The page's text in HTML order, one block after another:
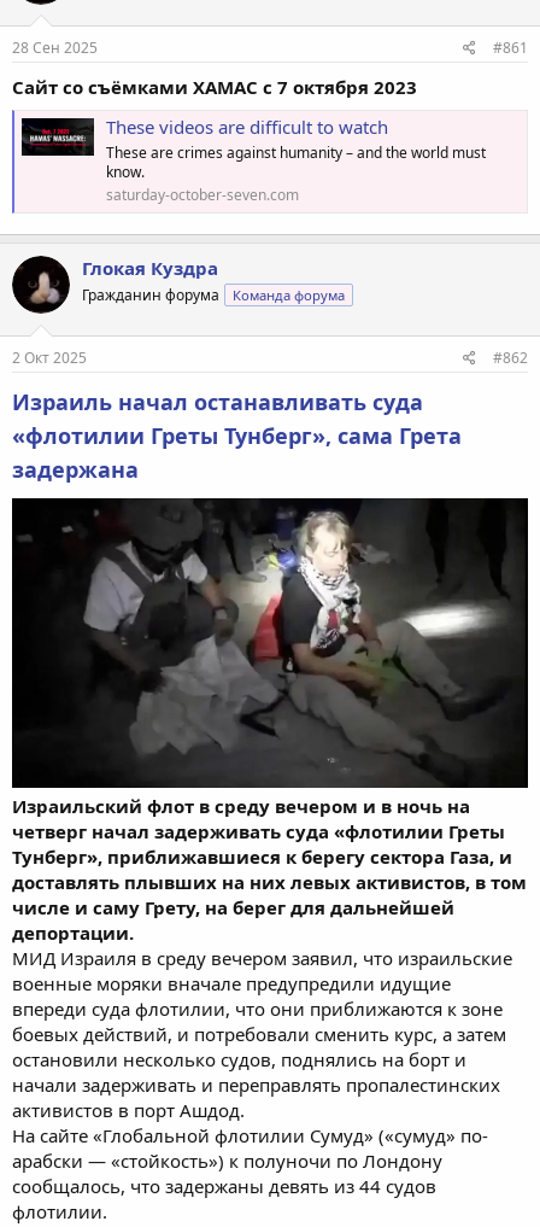
28 Сен 2025 #861
Сайт со съёмками ХАМАС с 7 октября 2023
These videos are difficult to watch
These are crimes against humanity – and the world must
know.
saturday-october-seven.com
Глокая Куздра
Гражданин форума Команда форума
2 Окт 2025 #862
Израиль начал останавливать суда
«флотилии Греты Тунберг», сама Грета
задержана
Израильский флот в среду вечером и в ночь на
четверг начал задерживать суда «флотилии Греты
Тунберг», приближавшиеся к берегу сектора Газа, и
доставлять плывших на них левых активистов, в том
числе и саму Грету, на берег для дальнейшей
депортации.
МИД Израиля в среду вечером заявил, что израильские
военные моряки вначале предупредили идущие
впереди суда флотилии, что они приближаются к зоне
боевых действий, и потребовали сменить курс, а затем
остановили несколько судов, поднялись на борт и
начали задерживать и переправлять пропалестинских
активистов в порт Ашдод.
На сайте «Глобальной флотилии Сумуд» («сумуд» по-
арабски — «стойкость») к полуночи по Лондону
сообщалось, что задержаны девять из 44 судов
флотилии.